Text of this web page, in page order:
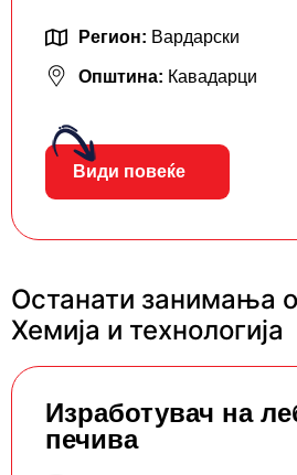
Регион: Вардарски
Општина: Кавадарци
Види повеќе
Останати занимања
Хемија и технологија
Изработувач на
печива